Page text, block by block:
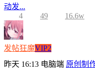
动发...
4
49 16.6w
发帖狂魔VIP2
昨天 16:13 电脑端 原创制